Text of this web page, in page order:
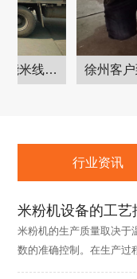
重庆客户订购的大型多功能米线机发货现场
行业资讯
米粉机设备的工
米粉机的生产质量取决于
数的准确控制。在生产过
在80—120目为宜，过粗